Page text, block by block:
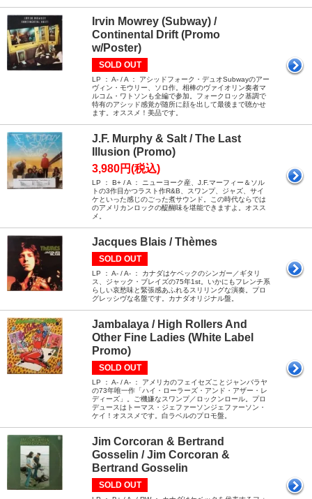
Irvin Mowrey (Subway) /
Continental Drift (Promo
w/Poster)
SOLD OUT
LP ： A- / A ： アシッドフォーク・デュオSubwayのアー
ヴィン・モウリー、ソロ作。相棒のヴァイオリン奏者マ
ルコム・ワトソンも全編で参加。フォークロック基調で
特有のアシッド感覚が随所に顔を出して最後まで聴かせ
ます。オススメ！美品です。
J.F. Murphy & Salt / The Last
Illusion (Promo)
3,980円(税込)
LP ： B+ / A ： ニューヨーク産、J.F.マーフィー＆ソル
トの3作目かつラスト作R&B、スワンプ、ジャズ、サイ
ケといった感じのごった煮サウンド。この時代ならでは
のアメリカンロックの醍醐味を堪能できますよ。オスス
メ。
Jacques Blais / Thèmes
SOLD OUT
LP ： A- / A- ： カナダはケベックのシンガー／ギタリ
ス、ジャック・ブレイズの75年1st。いかにもフレンチ系
らしい哀愁味と緊張感あふれるスリリングな演奏。プロ
グレッシヴな名盤です。カナダオリジナル盤。
Jambalaya / High Rollers And
Other Fine Ladies (White Label
Promo)
SOLD OUT
LP ： A- / A- ： アメリカのフェイセズことジャンバラヤ
の73年唯一作「ハイ・ローラーズ・アンド・アザー・レ
ディーズ」。ご機嫌なスワンプ／ロックンロール。プロ
デュースはトーマス・ジェファーソンジェファーソン・
ケイ！オススメです。白ラベルのプロモ盤。
Jim Corcoran & Bertrand
Gosselin / Jim Corcoran &
Bertrand Gosselin
SOLD OUT